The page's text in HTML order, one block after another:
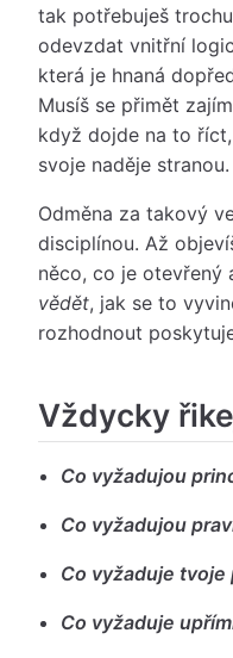
tak potřebuješ
odevzdat vnitřní
která je hnaná
Musíš se přimět
když dojde na to
svoje naděje stranou.
Odměna za takový
disciplínou. Až
něco, co je otevřený
vědět, jak se to
rozhodnout
Vždycky
Co vyžadujou
Co vyžadujou
Co vyžaduje tvoje
Co vyžaduje